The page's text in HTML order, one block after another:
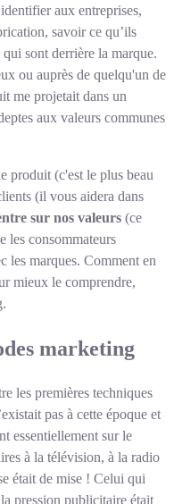
aux entreprises,
savoir ce qu’ils
sont derrière la marque.
ou auprès de quelqu'un de
me projetait dans un
aux valeurs communes
produit (c'est le plus beau
(il vous aidera dans
sur nos valeurs (ce
les consommateurs
les marques. Comment en
mieux le comprendre,
marketing
les premières techniques
pas à cette époque et
essentiellement sur le
à la télévision, à la radio
était de mise ! Celui qui
pression publicitaire était